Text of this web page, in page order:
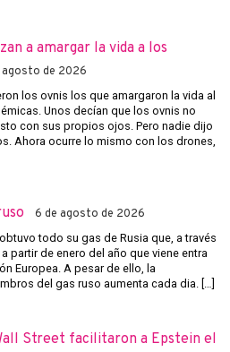
a amargar la vida a los
agosto de 2026
los ovnis los que amargaron la vida al
Unos decían que los ovnis no
con sus propios ojos. Pero nadie dijo
Ahora ocurre lo mismo con los drones,
6 de agosto de 2026
todo su gas de Rusia que, a través
partir de enero del año que viene entra
Europea. A pesar de ello, la
del gas ruso aumenta cada dia. […]
Street facilitaron a Epstein el